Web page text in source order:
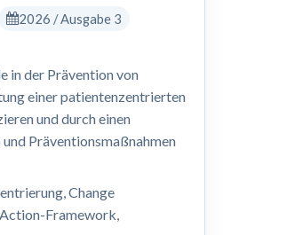
2026 / Ausgabe 3
in der Prävention von
einer patientenzentrierten
und durch einen
Präventionsmaßnahmen
Change
Framework,